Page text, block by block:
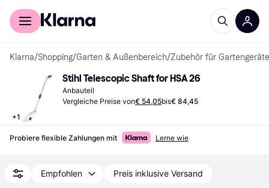
Für Shopper
Klarna/Shopping/Garten & Außenbereich/Zubehör für Gartengeräte
+1
Stihl Telescopic Shaft for HSA 26
Anbauteil
Vergleiche Preise von€ 54,05bis€ 84,45
Probiere flexible Zahlungen mit Lerne wie
Empfohlen Preis inklusive Versand